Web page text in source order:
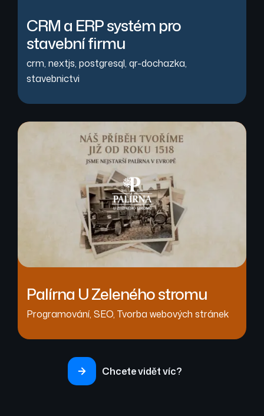
CRM a ERP systém pro
stavební firmu
crm, nextjs, postgresql, qr-dochazka,
stavebnictvi
Palírna U Zeleného stromu
Programování, SEO, Tvorba webových stránek
Chcete vidět víc?